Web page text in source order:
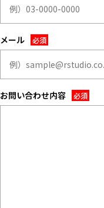
特集
[R]studioについて
お知らせ
お問い合わせ
メール
お問い合わせ内容